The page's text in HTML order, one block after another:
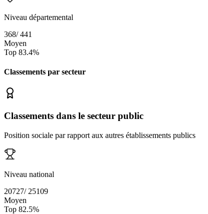
Niveau départemental
368/441
Moyen
Top 83.4%
Classements par secteur
Classements dans le secteur public
Position sociale par rapport aux autres établissements publics
Niveau national
20727/ 25109
Moyen
Top 82.5%